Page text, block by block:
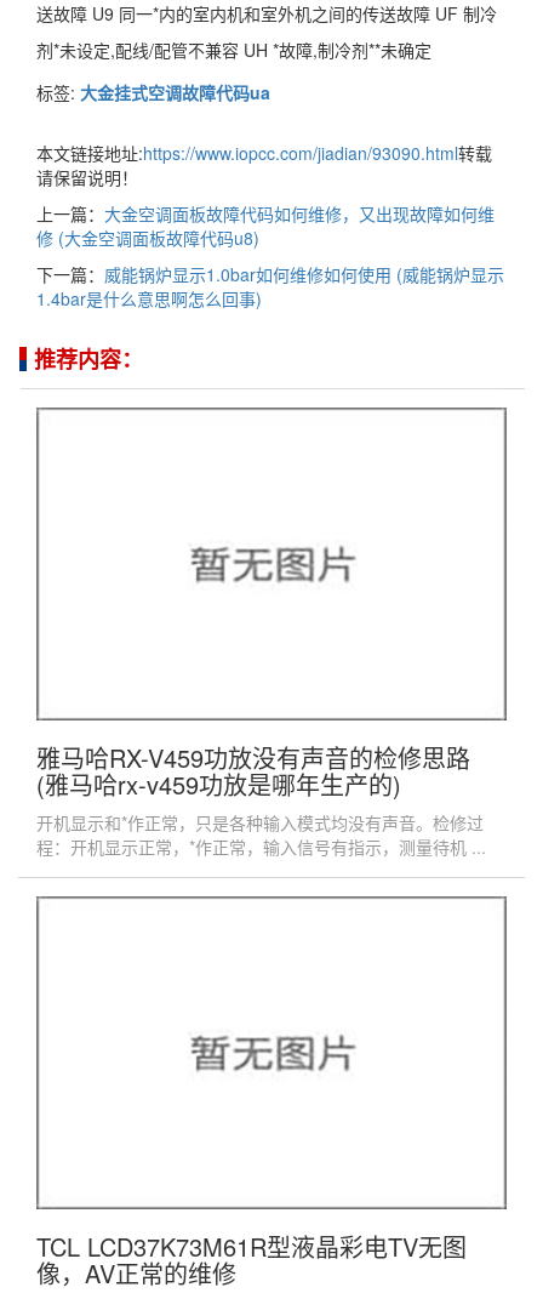
送故障 U9 同一*内的室内机和室外机之间的传送故障 UF 制冷
剂*未设定,配线/配管不兼容 UH *故障,制冷剂**未确定
标签: 大金挂式空调故障代码ua
本文链接地址:https://www.iopcc.com/jiadian/93090.html转载
请保留说明！
上一篇： 大金空调面板故障代码如何维修，又出现故障如何维
修 (大金空调面板故障代码u8)
下一篇： 威能锅炉显示1.0bar如何维修如何使用 (威能锅炉显示
1.4bar是什么意思啊怎么回事)
推荐内容：
雅马哈RX-V459功放没有声音的检修思路
(雅马哈rx-v459功放是哪年生产的)
开机显示和*作正常，只是各种输入模式均没有声音。检修过
程：开机显示正常，*作正常，输入信号有指示，测量待机 ...
TCL LCD37K73M61R型液晶彩电TV无图
像，AV正常的维修